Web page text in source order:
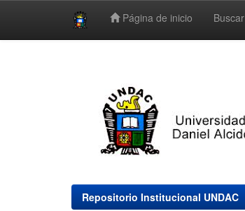
Página de inicio Buscar
Repositorio Institucional UNDAC